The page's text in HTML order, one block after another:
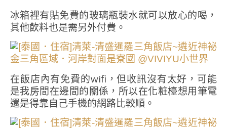
冰箱裡有貼免費的玻璃瓶裝水就可以放心的喝，
其他飲料也是需另外付費。
在飯店內有免費的wifi，但收訊沒有太好，可能
是我房間在邊間的關係，所以在化粧檯想用筆電
還是得靠自己手機的網路比較順。